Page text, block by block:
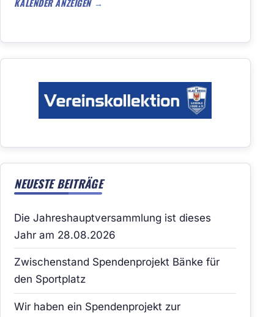
KALENDER ANZEIGEN
NEUESTE BEITRÄGE
Die Jahreshauptversammlung ist dieses
Jahr am 28.08.2026
Zwischenstand Spendenprojekt Bänke für
den Sportplatz
Wir haben ein Spendenprojekt zur